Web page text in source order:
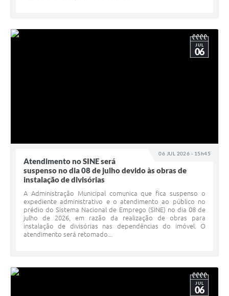
06 JUL 2026 - 15h45
JUL
06
Atendimento no SINE será
suspenso no dia 08 de julho devido às obras de
instalação de divisórias
A Administração Municipal comunica que fica suspenso o
expediente administrativo e o atendimento ao público no
prédio do Sistema Nacional de Emprego (SINE) no dia 08 de
julho de 2026, em razão da realização de obras para
instalação de divisórias nas dependências do imóvel. O
atendimento será retomado...
JUL
06